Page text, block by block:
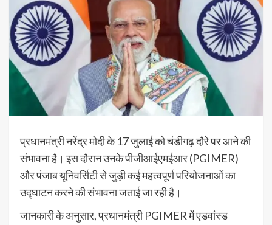
प्रधानमंत्री नरेंद्र मोदी के 17 जुलाई को चंडीगढ़ दौरे पर आने की
संभावना है। इस दौरान उनके पीजीआईएमईआर (PGIMER)
और पंजाब यूनिवर्सिटी से जुड़ी कई महत्वपूर्ण परियोजनाओं का
उद्घाटन करने की संभावना जताई जा रही है।
जानकारी के अनुसार, प्रधानमंत्री PGIMER में एडवांस्ड